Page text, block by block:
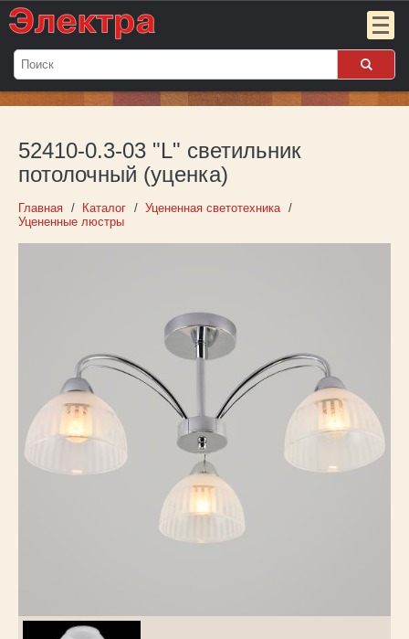
Мой
Пока
пуст
Войти
О компании
Контакты
Каталог
товаров
52410-0.3-03 "L" светильник
потолочный (уценка)
Главная Каталог
Уцененная светотехника
Уцененные люстры